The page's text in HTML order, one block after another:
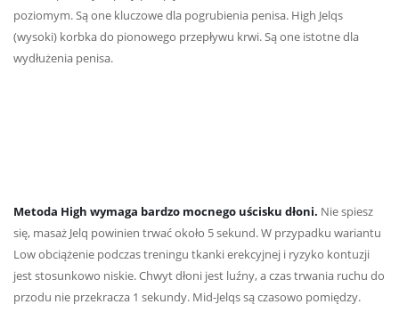
poziomym. Są one kluczowe dla pogrubienia penisa. High Jelqs
(wysoki) korbka do pionowego przepływu krwi. Są one istotne dla
wydłużenia penisa.
Metoda High wymaga bardzo mocnego uścisku dłoni. Nie spiesz
się, masaż Jelq powinien trwać około 5 sekund. W przypadku wariantu
Low obciążenie podczas treningu tkanki erekcyjnej i ryzyko kontuzji
jest stosunkowo niskie. Chwyt dłoni jest luźny, a czas trwania ruchu do
przodu nie przekracza 1 sekundy. Mid-Jelqs są czasowo pomiędzy.